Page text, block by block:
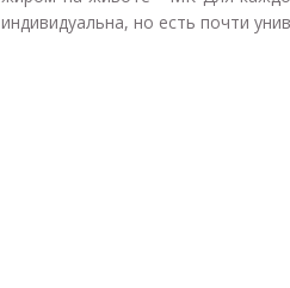
индивидуальна, но есть почти